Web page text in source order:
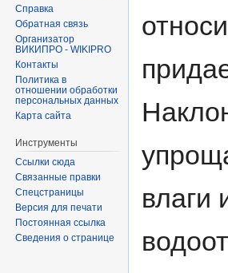
влаги
Справка
Обратная связь
Организатор
ВИКИПРО - WIKIPRO
Контакты
Политика в
отношении обработки
персональных данных
Карта сайта
Инструменты
Ссылки сюда
Связанные правки
Спецстраницы
Версия для печати
Постоянная ссылка
Сведения о странице